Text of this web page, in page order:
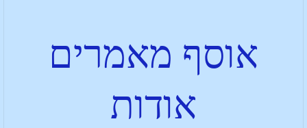
אוסף מאמרים
אודות